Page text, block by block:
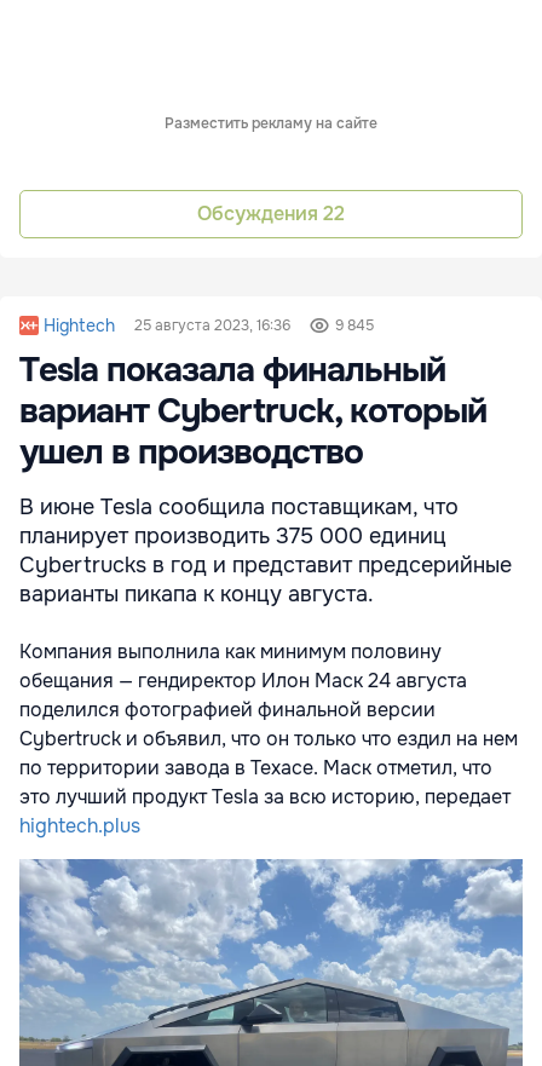
Разместить рекламу на сайте
Обсуждения 22
Hightech 25 августа 2023, 16:36 9 845
Tesla показала финальный
вариант Cybertruck, который
ушел в производство
В июне Tesla сообщила поставщикам, что
планирует производить 375 000 единиц
Cybertrucks в год и представит предсерийные
варианты пикапа к концу августа.
Компания выполнила как минимум половину
обещания — гендиректор Илон Маск 24 августа
поделился фотографией финальной версии
Cybertruck и объявил, что он только что ездил на нем
по территории завода в Техасе. Маск отметил, что
это лучший продукт Tesla за всю историю, передает
hightech.plus